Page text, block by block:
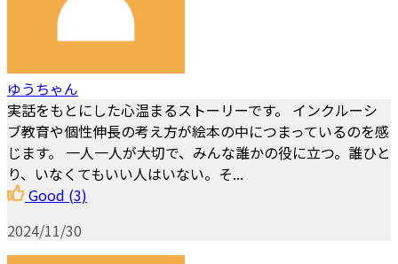
ゆうちゃん
実話をもとにした心温まるストーリーです。 インクルーシ
ブ教育や個性伸長の考え方が絵本の中につまっているのを感
じます。 一人一人が大切で、みんな誰かの役に立つ。誰ひと
り、いなくてもいい人はいない。そ...
Good (3)
2024/11/30